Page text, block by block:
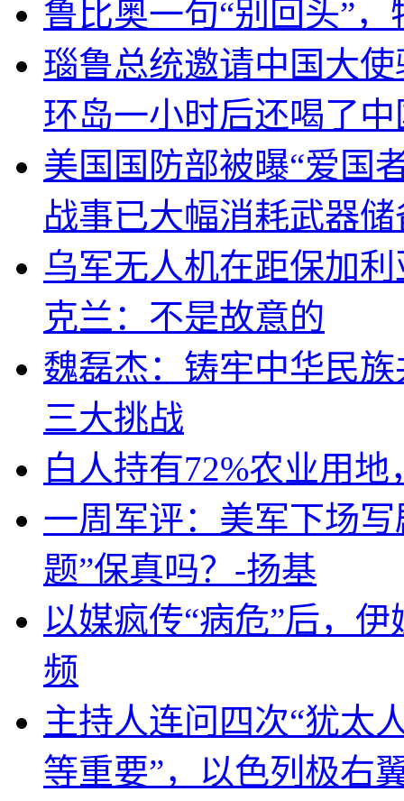
鲁比奥一句“别回头”
瑙鲁总统邀请中国大
环岛一小时后还喝了
美国国防部被曝“爱国
战事已大幅消耗武器储
乌军无人机在距保加
克兰：不是故意的
魏磊杰：铸牢中华民
三大挑战
白人持有72%农业用
一周军评：美军下场
题”保真吗？-扬基
以媒疯传“病危”后，
频
主持人连问四次“犹太
等重要”，以色列极右